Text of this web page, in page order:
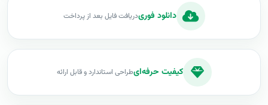
دانلود فوریدریافت فایل بعد از پرداخت
کیفیت حرفه‌ایطراحی استاندارد و قابل ارائه